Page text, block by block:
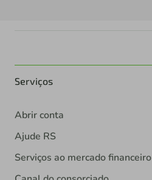
Serviços
Abrir conta
Ajude RS
Serviços ao mercado financeiro